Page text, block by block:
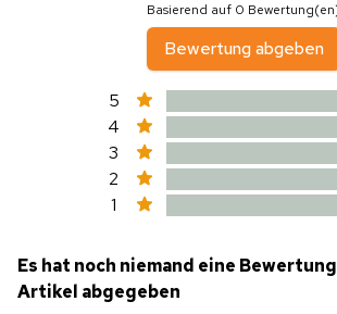
Basierend auf 0
Bewertung abgeben
5
4
3
2
1
Es hat noch niemand eine
Artikel abgegeben